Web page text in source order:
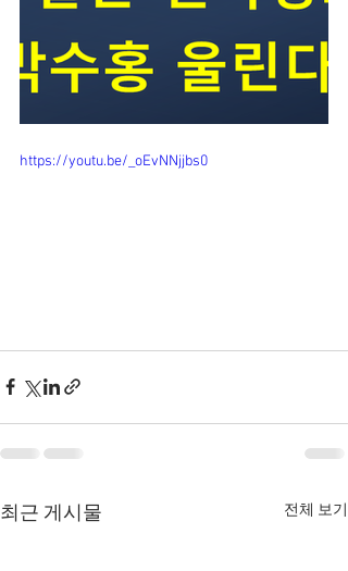
https://youtu.be/_oEvNNjjbs0
최근 게시물 전체 보기